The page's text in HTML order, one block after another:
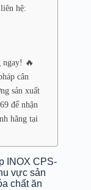
hệ:
ngay! 🔥
cân
sản xuất
để nhận
hãng tại
INOX CPS-
vực sản
chất ăn